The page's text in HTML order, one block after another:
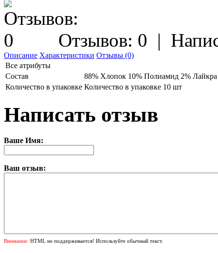
Отзывов: 0 |
Описание Характеристики Отзывы (0)
Все атрибуты
Состав
88% Хлопок 10% Полиамид 2% Лайкра
Количество в упаковке Количество в упаковке 10 шт
Написать отзыв
Ваше Имя:
Ваш отзыв:
Внимание: HTML не поддерживается! Используйте обычный текст.